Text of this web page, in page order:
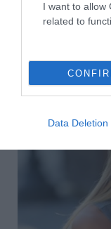
I want to allow
related to
Data Deletion
Axente Vanessa